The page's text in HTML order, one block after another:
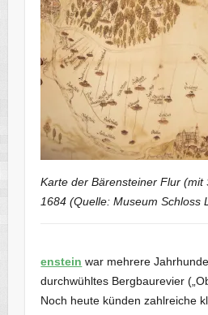
Karte der Bärensteiner Flur (mit
1684 (Quelle: Museum Schloss
enstein war mehrere
durchwühltes Bergbaurevier
Noch heute künden zahlreiche